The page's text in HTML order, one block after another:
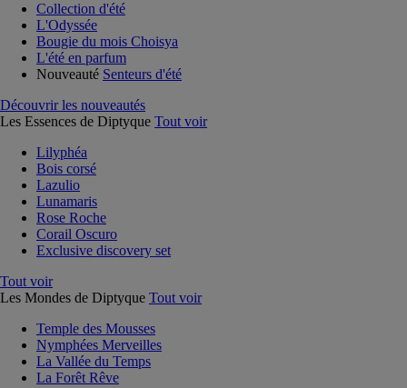
Collection d'été
L'Odyssée
Bougie du mois Choisya
L'été en parfum
Nouveauté Senteurs d'été
Découvrir les nouveautés
Les Essences de Diptyque Tout voir
Lilyphéa
Bois corsé
Lazulio
Lunamaris
Rose Roche
Corail Oscuro
Exclusive discovery set
Tout voir
Les Mondes de Diptyque Tout voir
Temple des Mousses
Nymphées Merveilles
La Vallée du Temps
La Forêt Rêve